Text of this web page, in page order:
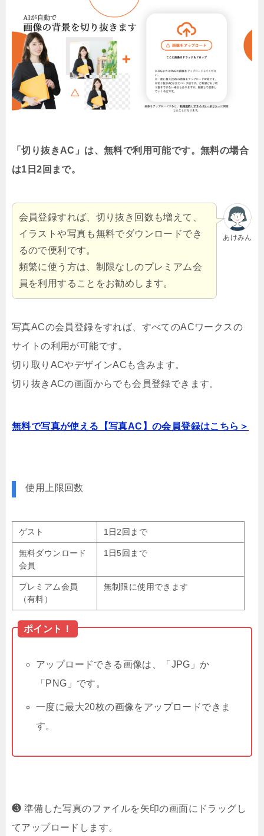
「切り抜きAC」は、無料で利用可能です。無料の場合
は1日2回まで。
あけみん
会員登録すれば、切り抜き回数も増えて、
イラストや写真も無料でダウンロードでき
るので便利です。
頻繁に使う方は、制限なしのプレミアム会
員を利用することをお勧めします。
写真ACの会員登録をすれば、すべてのACワークスの
サイトの利用が可能です。
切り取りACやデザインACも含みます。
切り抜きACの画面からでも会員登録できます。
無料で写真が使える【写真AC】の会員登録はこちら＞
使用上限回数
ゲスト 1日2回まで
無料ダウンロード
会員
1日5回まで
プレミアム会員
（有料）
無制限に使用できます
ポイント！
アップロードできる画像は、「JPG」か
「PNG」です。
一度に最大20枚の画像をアップロードできま
す。
❸ 準備した写真のファイルを矢印の画面にドラッグし
てアップロードします。